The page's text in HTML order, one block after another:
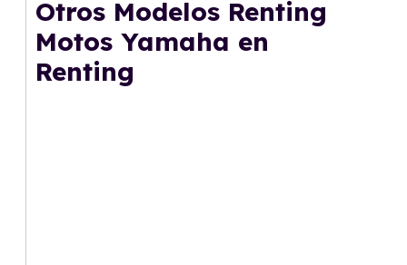
gusta cambiar de coche cada pocos años.
Otros Modelos Renting
Motos Yamaha en
Renting